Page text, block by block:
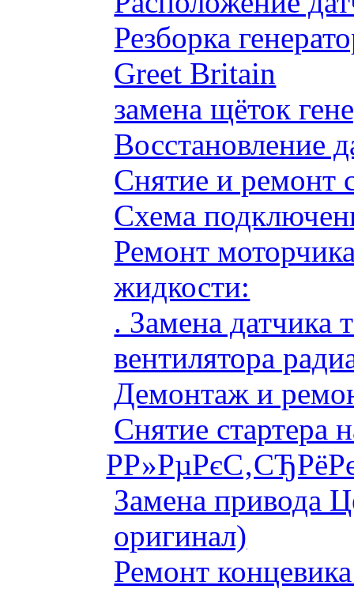
Резборка
Greet Britain
замена щёток
Восстановление
Снятие и ремонт
Схема
Ремонт
жидкости:
. Замена
вентилятора
Демонтаж и
Снятие
Замена привода
оригинал)
Ремонт